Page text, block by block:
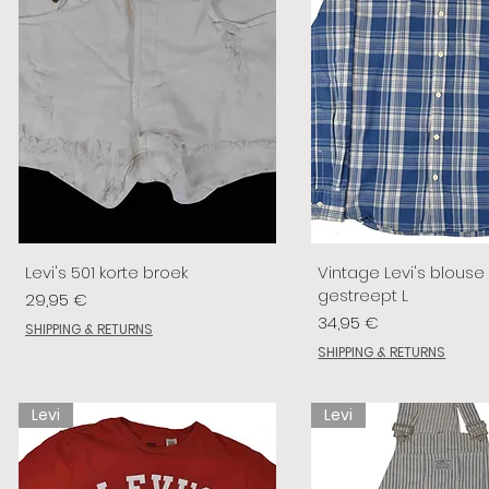
Levi's 501 korte broek
Preis
29,95 €
SHIPPING & RETURNS
Vintage Levi's blouse
gestreept L
Preis
34,95 €
SHIPPING & RETURNS
Levi Levi